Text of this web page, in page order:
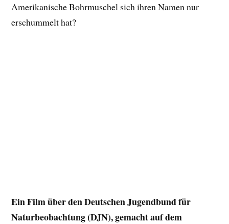
Amerikanische Bohrmuschel sich ihren Namen nur
erschummelt hat?
Ein Film über den Deutschen Jugendbund für
Naturbeobachtung (DJN), gemacht auf dem